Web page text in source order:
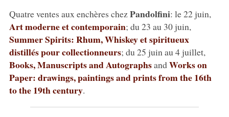
Quatre ventes aux enchères chezPandolfini: le 22 juin,
Art moderne et contemporain; du 23 au 30 juin,
Summer Spirits: Rhum, Whiskey et spiritueux
distillés pour collectionneurs; du 25 juin au 4 juillet,
Books, Manuscripts and AutographsandWorks on
Paper: drawings, paintings and prints from the 16th
to the 19th century.